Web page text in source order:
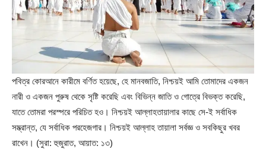
পবিত্র কোরআনে কারীমে বর্ণিত হয়েছে, হে মানবজাতি, নিশ্চয়ই আমি তোমাদের একজন
নারী ও একজন পুরুষ থেকে সৃষ্টি করেছি এবং বিভিন্ন জাতি ও গোত্রে বিভক্ত করেছি,
যাতে তোমরা পরস্পরে পরিচিত হও। নিশ্চয়ই আল্লাহতায়ালার কাছে সে-ই সর্বাধিক
সম্ভ্রান্ত, যে সর্বাধিক পরহেজগার। নিশ্চয়ই আল্লাহ তায়ালা সর্বজ্ঞ ও সবকিছুর খবর
রাখেন। (সুরা: হুজুরাত, আয়াত: ১৩)